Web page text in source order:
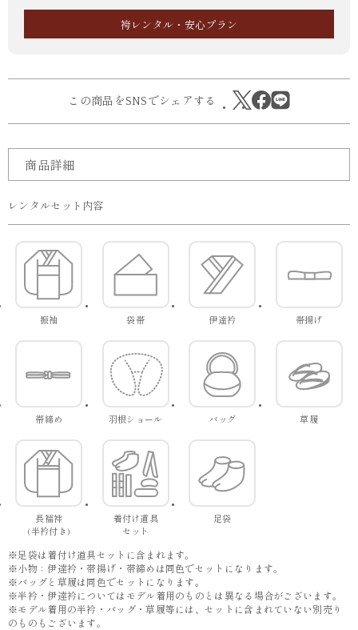
袴レンタル・安心プラン
この商品をSNSでシェアする
商品詳細
レンタルセット内容
振袖 袋帯 伊達衿 帯揚げ
帯締め 羽根ショール バッグ 草履
長襦袢
(半衿付き)
着付け道具
セット
足袋
※足袋は着付け道具セットに含まれます。
※小物：伊達衿・帯揚げ・帯締めは同色でセットになります。
※バッグと草履は同色でセットになります。
※半衿・伊達衿についてはモデル着用のものとは異なる場合がございます。
※モデル着用の半衿・バッグ・草履等には、セットに含まれていない別売り
のものもございます。